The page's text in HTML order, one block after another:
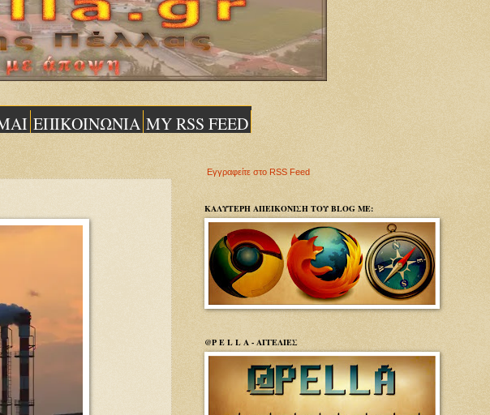
ΕΠΙΚΟΙΝΩΝΙΑ MY RSS FEED
Εγγραφείτε στο RSS Feed
ΚΑΛΥΤΕΡΗ ΑΠΕΙΚΟΝΙΣΗ ΤΟΥ BLOG ΜΕ:
@P E L L A - ΑΓΓΕΛΙΕΣ